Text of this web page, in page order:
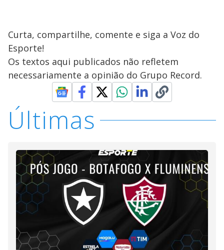
Curta, compartilhe, comente e siga a Voz do
Esporte!
Os textos aqui publicados não refletem
necessariamente a opinião do Grupo Record.
Últimas